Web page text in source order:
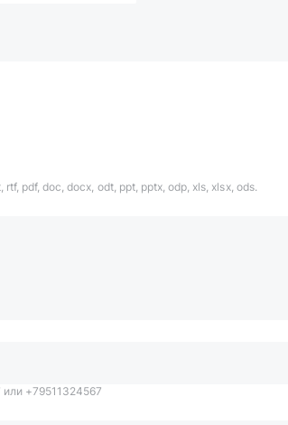
pdf, doc, docx, odt, ppt, pptx, odp, xls, xlsx, ods.
+79511324567
Отправить